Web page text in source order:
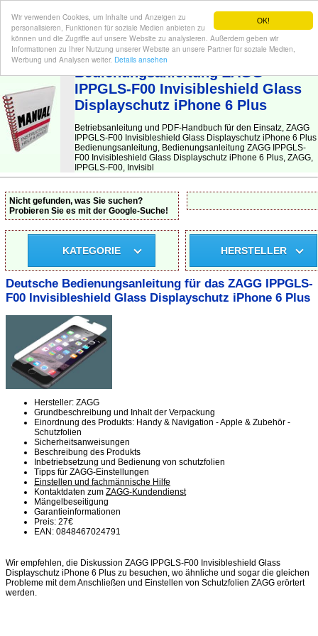
OK!
Wir verwenden Cookies, um Inhalte und Anzeigen zu
personalisieren, Funktionen für soziale Medien anbieten zu
können und die Zugriffe auf unsere Website zu analysieren. Außerdem geben wir
Informationen zu Ihrer Nutzung unserer Website an unsere Partner für soziale Medien,
Werbung und Analysen weiter. Details ansehen
BEDIENUNGSANLEITUNG| Hier finden Sie die deutsche Anleitung!
Bedienungsanleitung ZAGG
IPPGLS-F00 Invisibleshield Glass
Displayschutz iPhone 6 Plus
Betriebsanleitung und PDF-Handbuch für den Einsatz, ZAGG
IPPGLS-F00 Invisibleshield Glass Displayschutz iPhone 6 Plus
Bedienungsanleitung, Bedienungsanleitung ZAGG IPPGLS-
F00 Invisibleshield Glass Displayschutz iPhone 6 Plus, ZAGG,
IPPGLS-F00, Invisibl
Nicht gefunden, was Sie suchen?
Probieren Sie es mit der Google-Suche!
KATEGORIE HERSTELLER
Deutsche Bedienungsanleitung für das ZAGG IPPGLS-
F00 Invisibleshield Glass Displayschutz iPhone 6 Plus
Hersteller: ZAGG
Grundbeschreibung und Inhalt der Verpackung
Einordnung des Produkts: Handy & Navigation - Apple & Zubehör -
Schutzfolien
Sicherheitsanweisungen
Beschreibung des Produkts
Inbetriebsetzung und Bedienung von schutzfolien
Tipps für ZAGG-Einstellungen
Einstellen und fachmännische Hilfe
Kontaktdaten zum ZAGG-Kundendienst
Mängelbeseitigung
Garantieinformationen
Preis: 27€
EAN: 0848467024791
Wir empfehlen, die Diskussion ZAGG IPPGLS-F00 Invisibleshield Glass
Displayschutz iPhone 6 Plus zu besuchen, wo ähnliche und sogar die gleichen
Probleme mit dem Anschließen und Einstellen von Schutzfolien ZAGG erörtert
werden.